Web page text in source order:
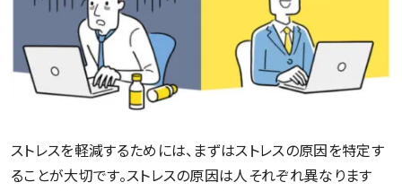
ストレスを軽減するためには、まずはストレスの原因を特定す
ることが大切です。ストレスの原因は人それぞれ異なります